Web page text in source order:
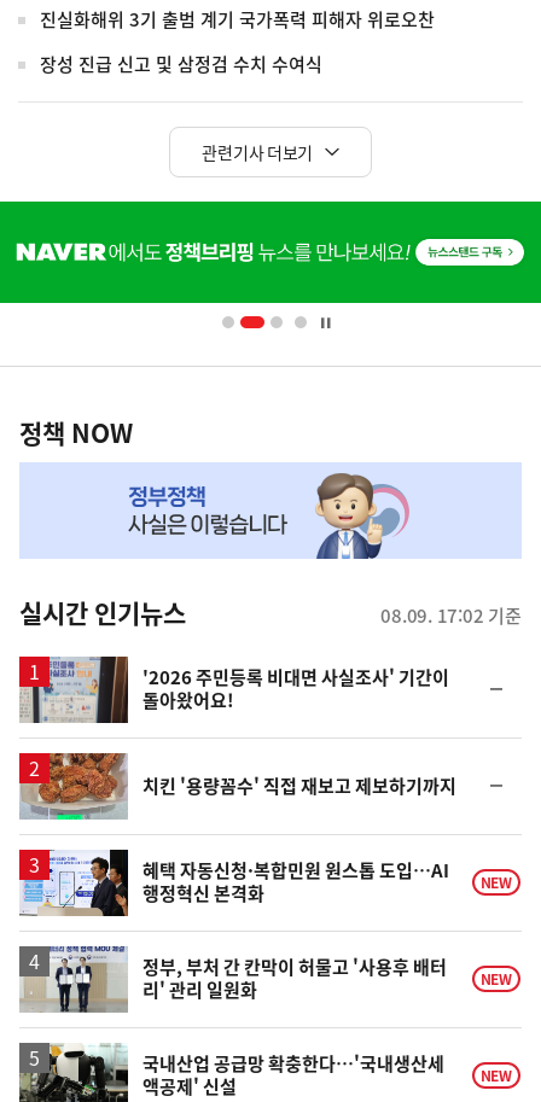
진실화해위 3기 출범 계기 국가폭력 피해자 위로오찬
장성 진급 신고 및 삼정검 수치 수여식
관련기사 더보기
단
영
책
NOW,
뉴
스
정책 NOW
실시간 인기뉴스 08.09. 17:02 기준
'2026 주민등록 비대면 사실조사' 기간이
돌아왔어요!
일
치킨 '용량꼼수' 직접 재보고 제보하기까지
일
혜택 자동신청·복합민원 원스톱 도입…AI
행정혁신 본격화
NEW
정부, 부처 간 칸막이 허물고 '사용후 배터
리' 관리 일원화
NEW
국내산업 공급망 확충한다…'국내생산세
액공제' 신설
NEW